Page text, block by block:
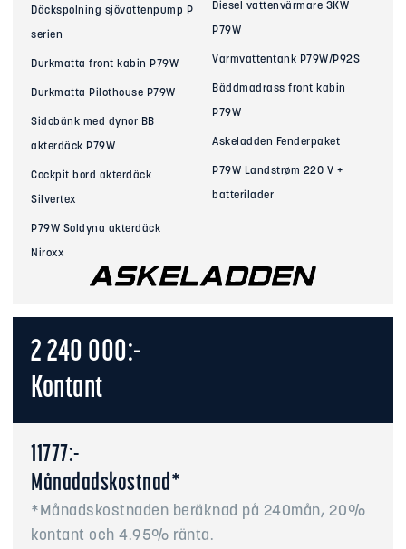
Däckspolning sjövattenpump P
serien
Durkmatta front kabin P79W
Durkmatta Pilothouse P79W
Sidobänk med dynor BB
akterdäck P79W
Cockpit bord akterdäck
Silvertex
P79W Soldyna akterdäck
Niroxx
Diesel vattenvärmare 3KW
P79W
Varmvattentank P79W/P92S
Bäddmadrass front kabin
P79W
Askeladden Fenderpaket
P79W Landstrøm 220 V +
batterilader
2 240 000:-
Kontant
11777:-
Månadadskostnad*
*Månadskostnaden beräknad på 240mån, 20%
kontant och 4.95% ränta.